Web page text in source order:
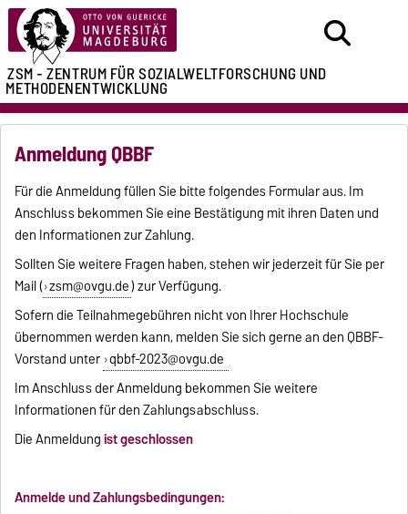
ZSM - ZENTRUM FÜRSOZIALWELTFORSCHUNG UND
METHODENENTWICKLUNG
Anmeldung QBBF
Für die Anmeldung füllen Sie bitte folgendes Formular aus. Im
Anschluss bekommen Sie eine Bestätigung mit ihren Daten und
den Informationen zur Zahlung.
Sollten Sie weitere Fragen haben, stehen wir jederzeit für Sie per
Mail ( zsm@ovgu.de) zur Verfügung.
Sofern die Teilnahmegebühren nicht von Ihrer Hochschule
übernommen werden kann, melden Sie sich gerne an den QBBF-
Vorstand unter qbbf-2023@ovgu.de
Im Anschluss der Anmeldung bekommen Sie weitere
Informationen für den Zahlungsabschluss.
Die Anmeldungist geschlossen
Anmelde und Zahlungsbedingungen: